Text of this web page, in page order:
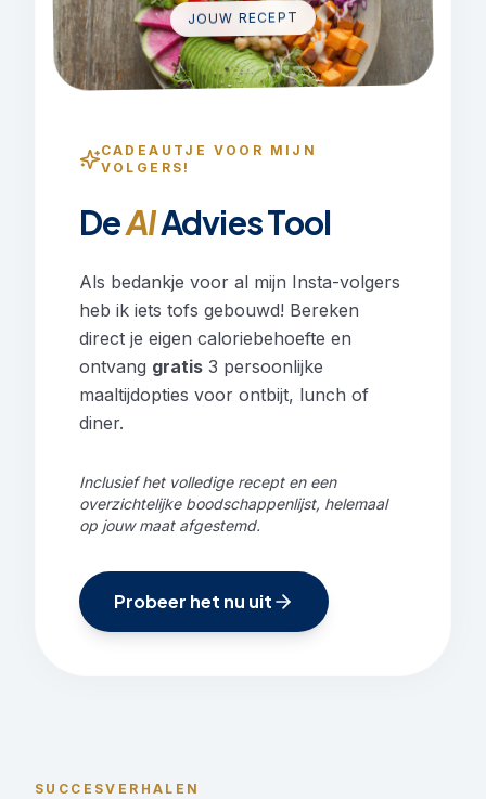
JOUW RECEPT
CADEAUTJE VOOR MIJN
VOLGERS!
DeAIAdvies Tool
Als bedankje voor al mijn Insta-volgers
heb ik iets tofs gebouwd! Bereken
direct je eigen caloriebehoefte en
ontvang gratis 3 persoonlijke
maaltijdopties voor ontbijt, lunch of
diner.
Inclusief het volledige recept en een
overzichtelijke boodschappenlijst, helemaal
op jouw maat afgestemd.
Probeer het nu uit
SUCCESVERHALEN